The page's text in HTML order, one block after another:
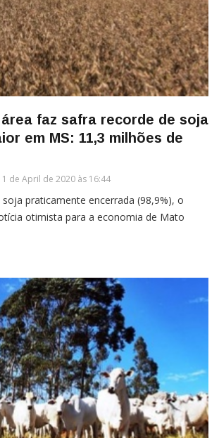
faz safra recorde de soja
em MS: 11,3 milhões de
de April de 2020 às 16:44
praticamente encerrada (98,9%), o
otimista para a economia de Mato